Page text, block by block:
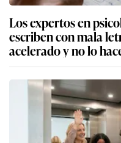
Los expertos en
escriben con mala
acelerado y no lo